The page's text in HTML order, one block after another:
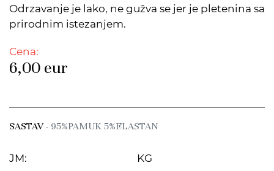
Odrzavanje je lako, ne gužva se jer je pletenina sa
prirodnim istezanjem.
Cena:
6,00 eur
SASTAV- 95%PAMUK 5%ELASTAN
JM:
KG